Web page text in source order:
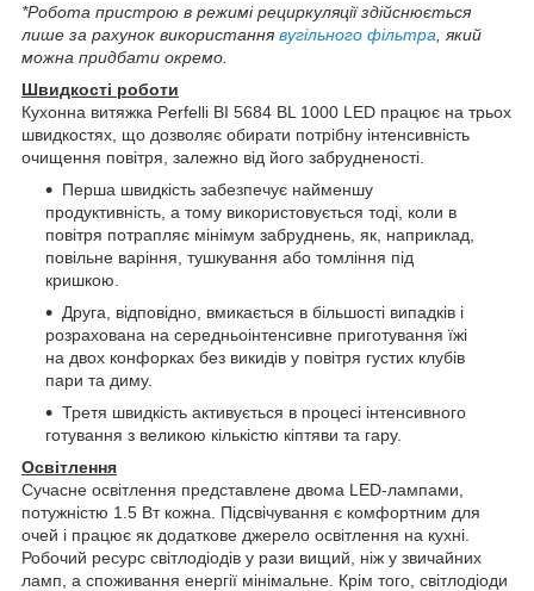
*Робота пристрою в режимі рециркуляції здійснюється
лише за рахунок використання вугільного фільтра , який
можна придбати окремо.
Швидкості роботи
Кухонна витяжка Perfelli BI 5684 BL 1000 LED працює на трьох
швидкостях, що дозволяє обирати потрібну інтенсивність
очищення повітря, залежно від його забрудненості.
Перша швидкість забезпечує найменшу
продуктивність, а тому використовується тоді, коли в
повітря потрапляє мінімум забруднень, як, наприклад,
повільне варіння, тушкування або томління під
кришкою.
Друга, відповідно, вмикається в більшості випадків і
розрахована на середньоінтенсивне приготування їжі
на двох конфорках без викидів у повітря густих клубів
пари та диму.
Третя швидкість активується в процесі інтенсивного
готування з великою кількістю кіптяви та гару.
Освітлення
Сучасне освітлення представлене двома LED-лампами,
потужністю 1.5 Вт кожна. Підсвічування є комфортним для
очей і працює як додаткове джерело освітлення на кухні.
Робочий ресурс світлодіодів у рази вищий, ніж у звичайних
ламп, а споживання енергії мінімальне. Крім того, світлодіоди